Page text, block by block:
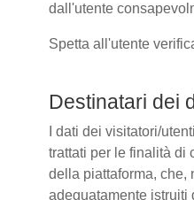
dall'utente
Spetta all'utente
Destinatari dei
I dati dei visitatori/
trattati per le finalità di
della piattaforma, che,
adeguatamente istruiti